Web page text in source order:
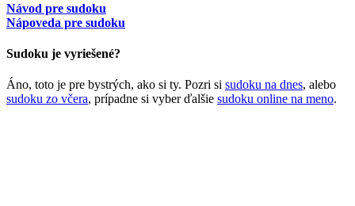
Návod pre sudoku
Nápoveda pre sudoku
Sudoku je vyriešené?
Áno, toto je pre bystrých, ako si ty. Pozri si sudoku na dnes, alebo
sudoku zo včera, prípadne si vyber ďalšie sudoku online na meno.